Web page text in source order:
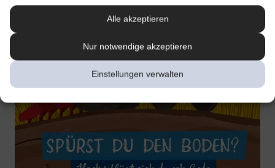
Alle akzeptieren
Nur notwendige akzeptieren
Einstellungen verwalten